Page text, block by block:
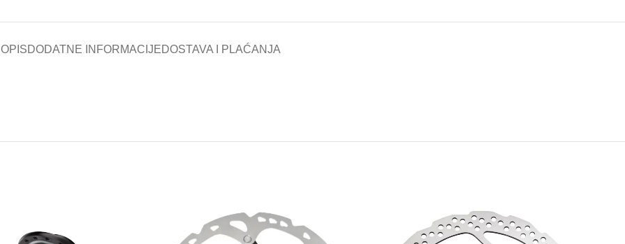
OPISDODATNE INFORMACIJEDOSTAVA I PLAĆANJA